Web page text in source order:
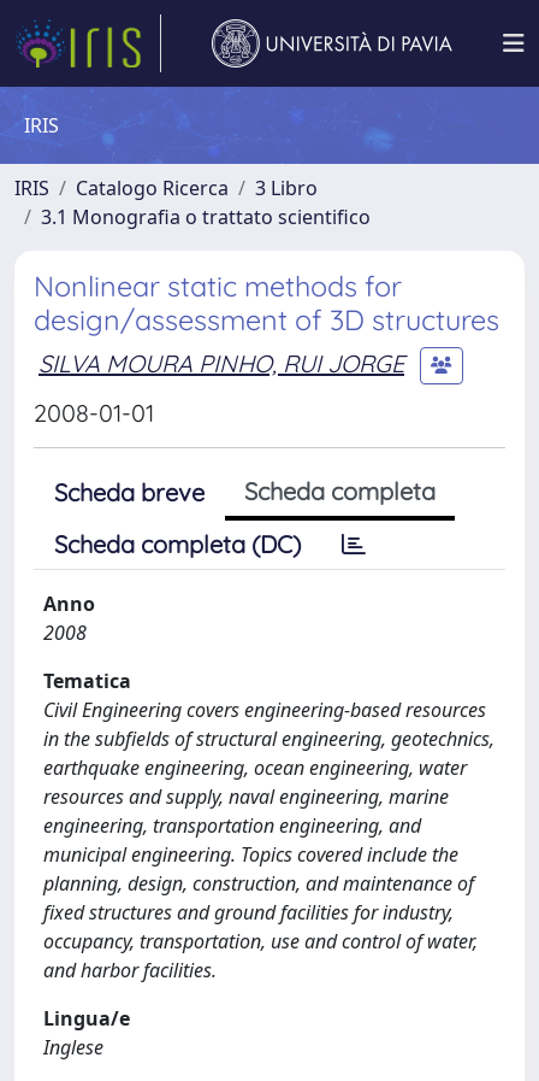
IRIS
IRIS Catalogo Ricerca
3 Libro
3.1 Monografia o trattato scientifico
Nonlinear static methods for
design/assessment of 3D structures
SILVA MOURA PINHO, RUI JORGE
2008-01-01
Scheda breve
Scheda completa
Scheda completa (DC)
Anno
2008
Tematica
Civil Engineering covers engineering-based resources
in the subfields of structural engineering, geotechnics,
earthquake engineering, ocean engineering, water
resources and supply, naval engineering, marine
engineering, transportation engineering, and
municipal engineering. Topics covered include the
planning, design, construction, and maintenance of
fixed structures and ground facilities for industry,
occupancy, transportation, use and control of water,
and harbor facilities.
Lingua/e
Inglese